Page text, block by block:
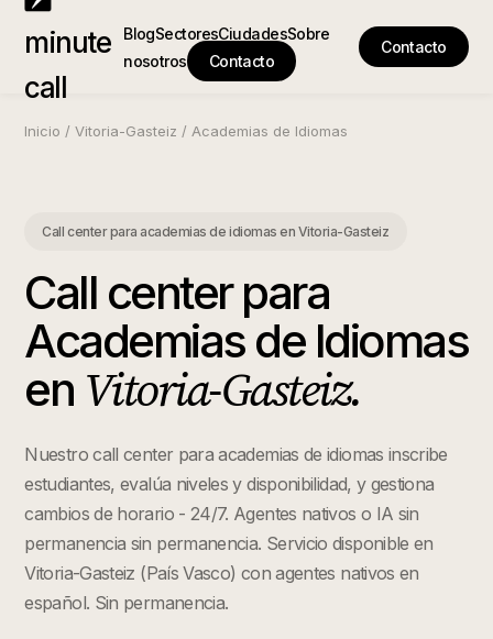
minute
call
BlogSectoresCiudadesSobre
nosotros
Contacto
Contacto
Inicio /Vitoria-Gasteiz / Academias de Idiomas
Call center para academias de idiomas en Vitoria-Gasteiz
Call center para
Academias de Idiomas
en Vitoria-Gasteiz.
Nuestro call center para academias de idiomas inscribe
estudiantes, evalúa niveles y disponibilidad, y gestiona
cambios de horario - 24/7. Agentes nativos o IA sin
permanencia sin permanencia. Servicio disponible en
Vitoria-Gasteiz (País Vasco) con agentes nativos en
español. Sin permanencia.